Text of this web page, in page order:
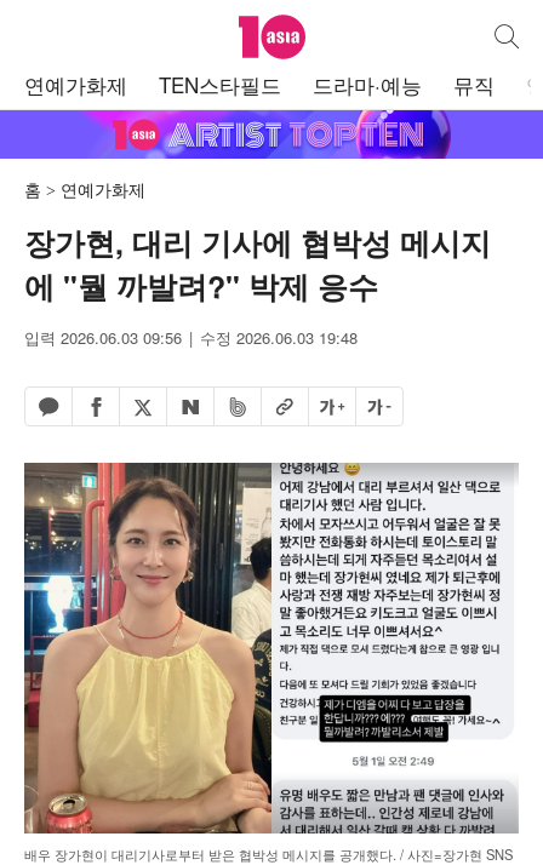
텐아시아 통합
연예가화제 TEN스타필드 드라마·예능 뮤직
홈 연예가화제
장가현, 대리 기사에 협박성 메시지
에 "뭘 까발려?" 박제 응수
입력 2026.06.03 09:56 수정 2026.06.03 19:48
카카오톡 공유하기
페이스북 공유하기
엑스 공유하기
네이버 공유하기
밴드 공유하기
URL복사글자 크게글자 작게
배우 장가현이 대리기사로부터 받은 협박성 메시지를 공개했다. / 사진=장가현 SNS